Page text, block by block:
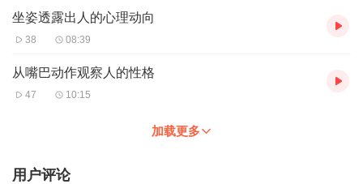
坐姿透露出人的心理动向
38 08:39
从嘴巴动作观察人的性格
47 10:15
加载更多
用户评论